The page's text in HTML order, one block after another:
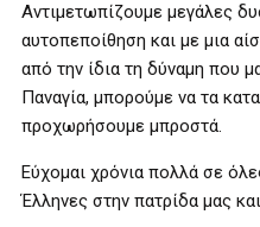
Αντιμετωπίζουμε μεγάλες
αυτοπεποίθηση και με μια
από την ίδια τη δύναμη που
Παναγία, μπορούμε να τα
προχωρήσουμε μπροστά.
Εύχομαι χρόνια πολλά σε
Έλληνες στην πατρίδα μας